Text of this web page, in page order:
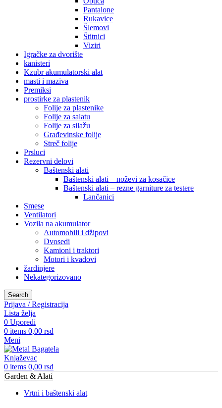
Pantalone
Rukavice
Šlemovi
Štitnici
Viziri
Igračke za dvorište
kanisteri
Kzubr akumulatorski alat
masti i maziva
Premiksi
prostirke za plastenik
Folije za plastenike
Folije za salatu
Folije za silažu
Građevinske folije
Streč folije
Prsluci
Rezervni delovi
Baštenski alati
Baštenski alati – noževi za kosačice
Baštenski alati – rezne garniture za testere
Lančanici
Smese
Ventilatori
Vozila na akumulator
Automobili i džipovi
Dvosedi
Kamioni i traktori
Motori i kvadovi
žardinjere
Nekategorizovano
Search
Prijava / Registracija
Lista želja
0 Uporedi
0 items 0,00 rsd
Meni
0 items 0,00 rsd
Garden & Alati
Vrtni i baštenski alat